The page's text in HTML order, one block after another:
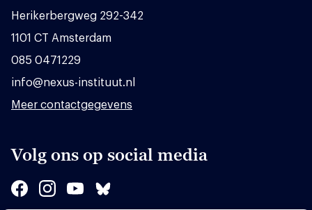
Herikerbergweg 292-342
1101 CT Amsterdam
085 0471229
info@nexus-instituut.nl
Meer contactgegevens
Volg ons op social media